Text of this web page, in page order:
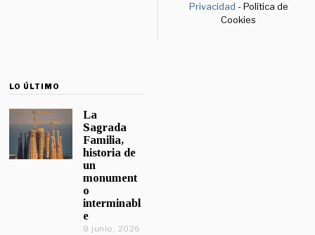
Privacidad - Política de
Cookies
LO ÚLTIMO
La
Sagrada
Familia,
historia de
un
monument
o
interminabl
e
8 junio, 2026